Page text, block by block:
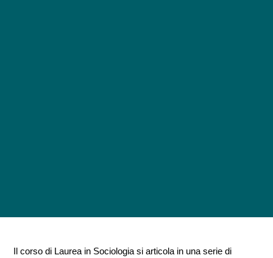
Il corso di Laurea in Sociologia si articola in una serie di